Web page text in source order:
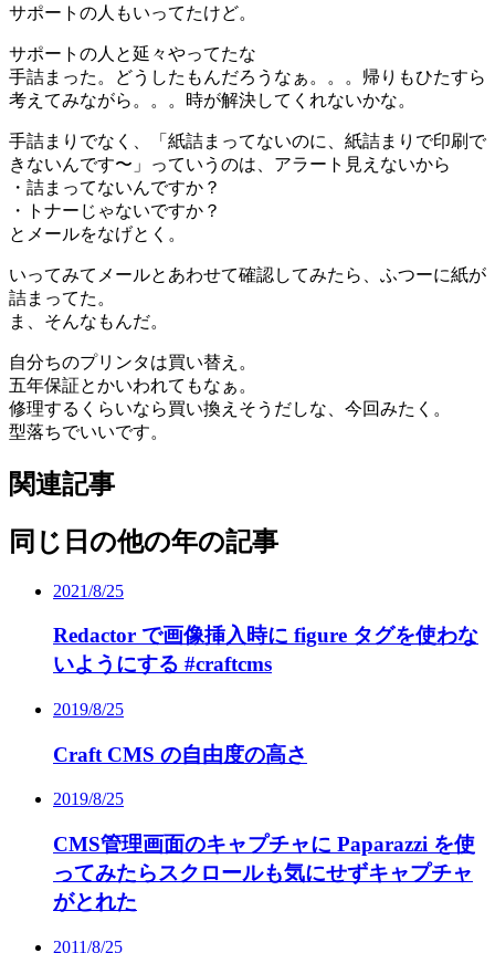
サポートの人もいってたけど。
サポートの人と延々やってたな
手詰まった。どうしたもんだろうなぁ。。。帰りもひたすら
考えてみながら。。。時が解決してくれないかな。
手詰まりでなく、「紙詰まってないのに、紙詰まりで印刷で
きないんです〜」っていうのは、アラート見えないから
・詰まってないんですか？
・トナーじゃないですか？
とメールをなげとく。
いってみてメールとあわせて確認してみたら、ふつーに紙が
詰まってた。
ま、そんなもんだ。
自分ちのプリンタは買い替え。
五年保証とかいわれてもなぁ。
修理するくらいなら買い換えそうだしな、今回みたく。
型落ちでいいです。
関連記事
同じ日の他の年の記事
2021/8/25
Redactor で画像挿入時に figure タグを使わな
いようにする #craftcms
2019/8/25
Craft CMS の自由度の高さ
2019/8/25
CMS管理画面のキャプチャに Paparazzi を使
ってみたらスクロールも気にせずキャプチャ
がとれた
2011/8/25